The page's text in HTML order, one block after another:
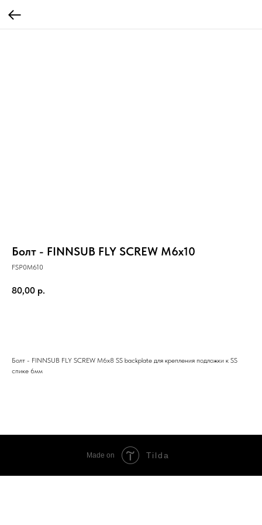
Болт - FINNSUB FLY SCREW M6x10
FSP0M610
80,00 р.
Болт - FINNSUB FLY SCREW M6x8 SS backplate для крепления подложки к SS
спике 6мм
Made on Tilda